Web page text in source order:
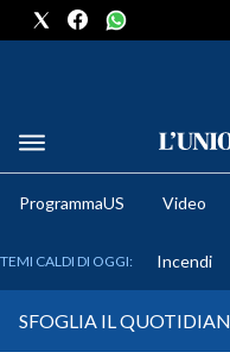
METEO
ProgrammaUS Video
TEMI CALDI DI OGGI: Incendi
SFOGLIA IL